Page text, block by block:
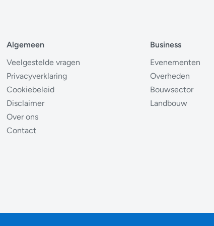
Algemeen
Veelgestelde vragen
Privacyverklaring
Cookiebeleid
Disclaimer
Over ons
Contact
Business
Evenementen
Overheden
Bouwsector
Landbouw